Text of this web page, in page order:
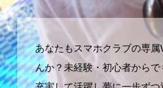
あなたもスマホクラブの専
んか？未経験・初心者から